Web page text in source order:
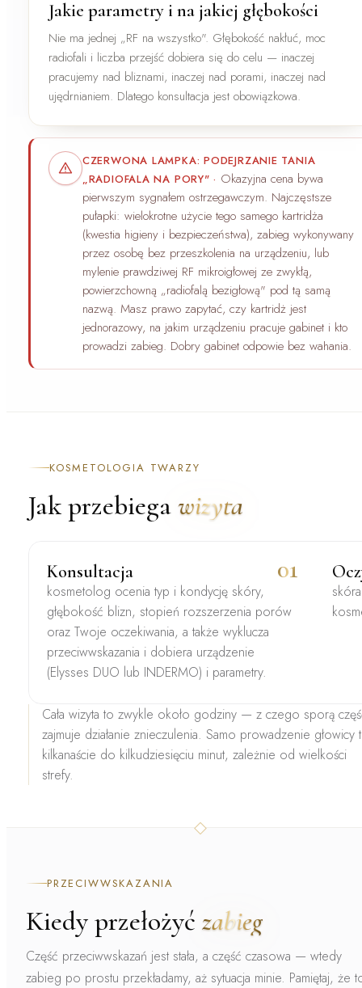
Jakie parametry i na jakiej głębokości
Nie ma jednej „RF na wszystko". Głębokość nakłuć, moc
radiofali i liczba przejść dobiera się do celu — inaczej
pracujemy nad bliznami, inaczej nad porami, inaczej nad
ujędrnianiem. Dlatego konsultacja jest obowiązkowa.
CZERWONA LAMPKA: PODEJRZANIE TANIA
„RADIOFALA NA PORY" · Okazyjna cena bywa
pierwszym sygnałem ostrzegawczym. Najczęstsze
pułapki: wielokrotne użycie tego samego kartridża
(kwestia higieny i bezpieczeństwa), zabieg wykonywany
przez osobę bez przeszkolenia na urządzeniu, lub
mylenie prawdziwej RF mikroigłowej ze zwykłą,
powierzchowną „radiofalą bezigłową" pod tą samą
nazwą. Masz prawo zapytać, czy kartridż jest
jednorazowy, na jakim urządzeniu pracuje gabinet i kto
prowadzi zabieg. Dobry gabinet odpowie bez wahania.
KOSMETOLOGIA TWARZY
Jak przebiegawizyta
01
Konsultacja
kosmetolog ocenia typ i kondycję skóry,
głębokość blizn, stopień rozszerzenia porów
oraz Twoje oczekiwania, a także wyklucza
przeciwwskazania i dobiera urządzenie
(Elysses DUO lub INDERMO) i parametry.
Cała wizyta to zwykle około godziny— z czego sporą
zajmuje działanie znieczulenia. Samo prowadzenie głowicy
kilkanaście do kilkudziesięciu minut, zależnie od wielkości
strefy.
PRZECIWWSKAZANIA
Kiedy przełożyć zabieg
Część przeciwwskazań jest stała, a część czasowa — wtedy
zabieg po prostu przekładamy, aż sytuacja minie. Pamiętaj, że